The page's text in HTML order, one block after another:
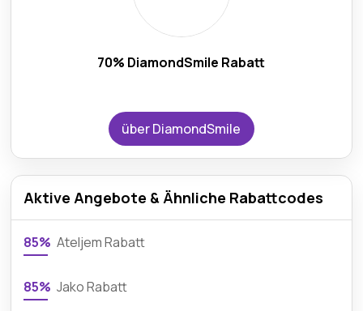
70% DiamondSmile Rabatt
über DiamondSmile
Aktive Angebote & Ähnliche Rabattcodes
85% Ateljem Rabatt
85% Jako Rabatt